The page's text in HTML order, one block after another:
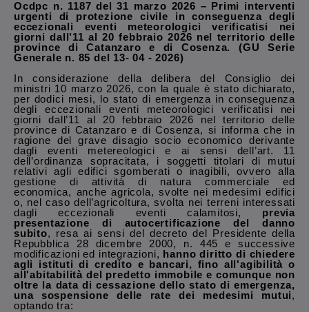
Ocdpc n. 1187 del 31 marzo 2026 – Primi interventi
urgenti di protezione civile in conseguenza degli
eccezionali eventi meteorologici verificatisi nei
giorni dall’11 al 20 febbraio 2026 nel territorio delle
province di Catanzaro e di Cosenza. (GU Serie
Generale n. 85 del 13- 04 - 2026)
In considerazione della delibera del Consiglio dei
ministri 10 marzo 2026, con la quale è stato dichiarato,
per dodici mesi, lo stato di emergenza in conseguenza
degli eccezionali eventi meteorologici verificatisi nei
giorni dall’11 al 20 febbraio 2026 nel territorio delle
province di Catanzaro e di Cosenza, si informa che in
ragione del grave disagio socio economico derivante
dagli eventi metereologici e ai sensi dell’art. 11
dell’ordinanza sopracitata, i soggetti titolari di mutui
relativi agli edifici sgomberati o inagibili, ovvero alla
gestione di attività di natura commerciale ed
economica, anche agricola, svolte nei medesimi edifici
o, nel caso dell’agricoltura, svolta nei terreni interessati
dagli eccezionali eventi calamitosi, previa
presentazione di autocertificazione del danno
subito, resa ai sensi del decreto del Presidente della
Repubblica 28 dicembre 2000, n. 445 e successive
modificazioni ed integrazioni, hanno diritto di chiedere
agli istituti di credito e bancari, fino all'agibilità o
all'abitabilità del predetto immobile e comunque non
oltre la data di cessazione dello stato di emergenza,
una sospensione delle rate dei medesimi mutui,
optando tra: